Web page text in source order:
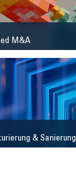
M&A
& Sanierung